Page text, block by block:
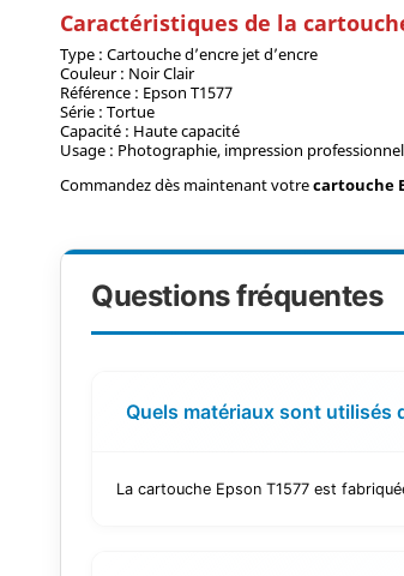
Caractéristiques de la
Type : Cartouche d’encre jet d’encre
Couleur : Noir Clair
Référence : Epson T1577
Série : Tortue
Capacité : Haute capacité
Usage : Photographie, impression
Commandez dès maintenant votrecartouche
Questions fréquentes
Quels matériaux sont utilisés
La cartouche Epson T1577 est